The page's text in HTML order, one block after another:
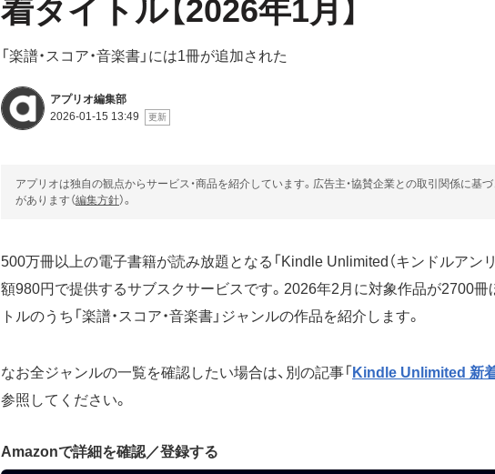
着タイトル【2026年1月】
「楽譜・スコア・音楽書」には1冊が追加された
アプリオ編集部
2026-01-15 13:49
アプリオは独自の観点からサービス・商品を紹介しています。広告主・協賛企業との取引関係に基
があります（編集方針）。
500万冊以上の電子書籍が読み放題となる「Kindle Unlimited（キンドルアンリ
額980円で提供するサブスクサービスです。2026年2月に対象作品が2700冊
トルのうち「楽譜・スコア・音楽書」ジャンルの作品を紹介します。
なお全ジャンルの一覧を確認したい場合は、別の記事「 Kindle Unlimited 新着
参照してください。
Amazonで詳細を確認／登録する